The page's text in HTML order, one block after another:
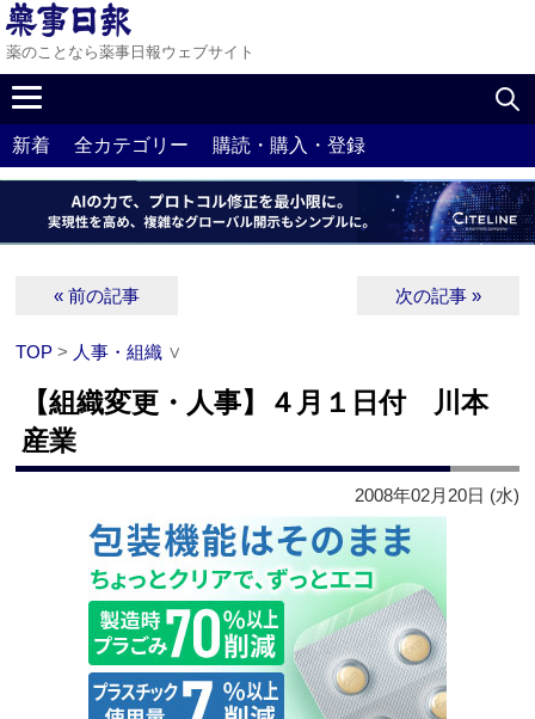
薬のことなら薬事日報ウェブサイト
新着 全カテゴリー 購読・購入・登録
« 前の記事 次の記事 »
TOP > 人事・組織 ∨
【組織変更・人事】４月１日付 川本
産業
2008年02月20日 (水)